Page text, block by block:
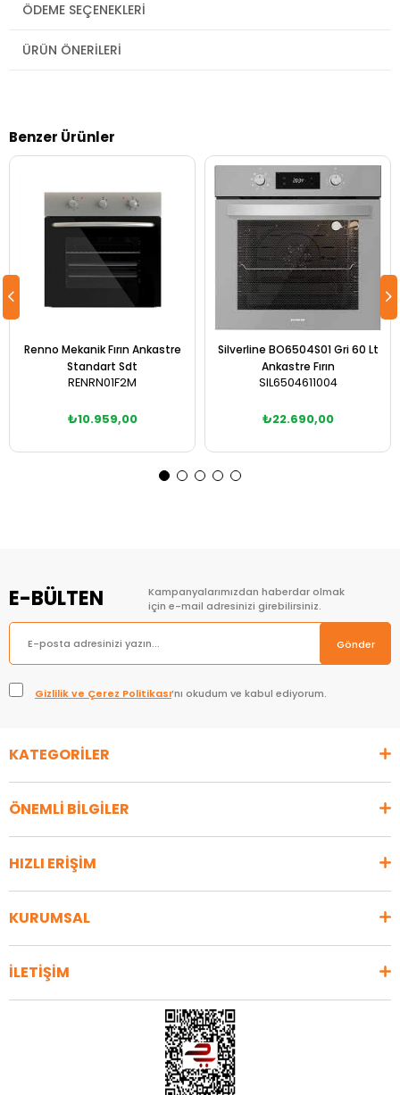
ÖDEME SEÇENEKLERI
ÜRÜN ÖNERILERI
Benzer Ürünler
Renno Mekanik Fırın Ankastre
Standart Sdt
RENRN01F2M
₺10.959,00
Silverline BO6504S01 Gri 60 Lt
Ankastre Fırın
SIL6504611004
₺22.690,00
E-BÜLTEN
Kampanyalarımızdan haberdar olmak
için e-mail adresinizi girebilirsiniz.
Gönder
Gizlilik ve Çerez Politikası’nı okudum ve kabul ediyorum.
KATEGORİLER
ÖNEMLİ BİLGİLER
HIZLI ERİŞİM
KURUMSAL
İLETİŞİM